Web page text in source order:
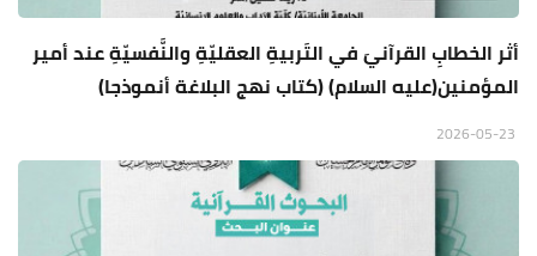
أثر الخطابِ القرآنيَ في التَربيةِ العقليّةِ والنَّفسيّةِ عند أمير
المؤمنين(عليه السلام) (كتاب نهج البلاغة أنموذجا)